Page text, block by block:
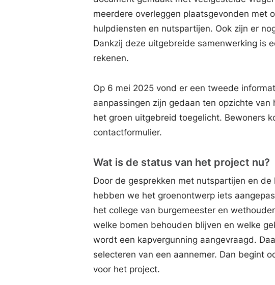
meerdere overleggen plaatsgevonden met
hulpdiensten en nutspartijen. Ook zijn er
Dankzij deze uitgebreide samenwerking is
rekenen.
Op 6 mei 2025 vond er een tweede
aanpassingen zijn gedaan ten opzichte
het groen uitgebreid toegelicht. Bewoners
contactformulier.
Wat is de status van het project nu?
Door de gesprekken met nutspartijen en
hebben we het groenontwerp iets
het college van burgemeester en
welke bomen behouden blijven en welke
wordt een kapvergunning aangevraagd.
selecteren van een aannemer. Dan begint
voor het project.